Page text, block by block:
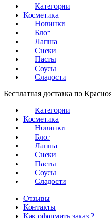
Категории
Косметика
Новинки
Блог
Лапша
Снеки
Пасты
Соусы
Сладости
Бесплатная доставка по
Категории
Косметика
Новинки
Блог
Лапша
Снеки
Пасты
Соусы
Сладости
Отзывы
Контакты
Как оформить заказ ?